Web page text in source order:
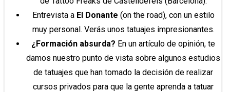
Entrevista a El Donante (on the road), con un estilo
muy personal. Verás unos tatuajes impresionantes.
¿Formación absurda? En un artículo de opinión, te
damos nuestro punto de vista sobre algunos estudios
de tatuajes que han tomado la decisión de realizar
cursos privados para que la gente aprenda a tatuar